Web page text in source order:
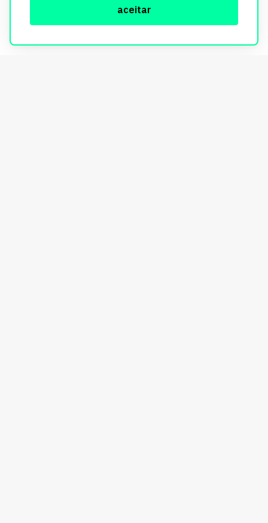
aceitar
© Copyright Imobi Report. Todos os direitos reservados.
Política de privacidade
mobister